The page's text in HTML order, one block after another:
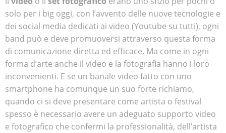
solo per i big oggi, con l’avvento delle nuove tecnologie e
dei social media dedicati ai video (Youtube su tutti), ogni
band può e deve promuoversi attraverso questa forma
di comunicazione diretta ed efficace. Ma come in ogni
forma d’arte anche il video e la fotografia hanno i loro
inconvenienti. E se un banale video fatto con uno
smartphone ha comunque un suo forte richiamo,
quando ci si deve presentare come artista o festival
spesso è necessario avere un adeguato supporto video
e fotografico che confermi la professionalità, dell’artista